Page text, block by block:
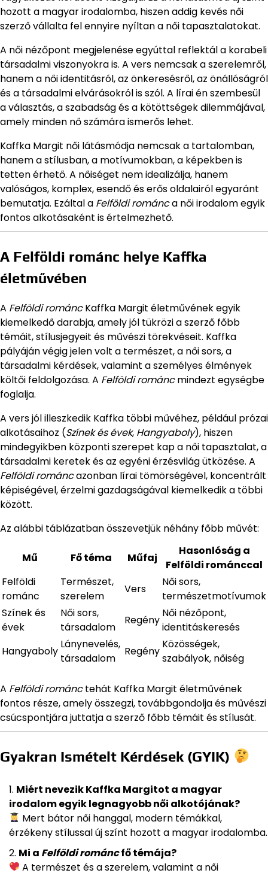
hozott a magyar irodalomba, hiszen addig kevés női
szerző vállalta fel ennyire nyíltan a női tapasztalatokat.
A női nézőpont megjelenése egyúttal reflektál a korabeli
társadalmi viszonyokra is. A vers nemcsak a szerelemről,
hanem a női identitásról, az önkeresésről, az önállóságról
és a társadalmi elvárásokról is szól. A lírai én szembesül
a választás, a szabadság és a kötöttségek dilemmájával,
amely minden nő számára ismerős lehet.
Kaffka Margit női látásmódja nemcsak a tartalomban,
hanem a stílusban, a motívumokban, a képekben is
tetten érhető. A nőiséget nem idealizálja, hanem
valóságos, komplex, esendő és erős oldalairól egyaránt
bemutatja. Ezáltal a Felföldi románca női irodalom egyik
fontos alkotásaként is értelmezhető.
A Felföldi románc helye Kaffka
életművében
A Felföldi románcKaffka Margit életművének egyik
kiemelkedő darabja, amely jól tükrözi a szerző főbb
témáit, stílusjegyeit és művészi törekvéseit. Kaffka
pályáján végig jelen volt a természet, a női sors, a
társadalmi kérdések, valamint a személyes élmények
költői feldolgozása. A Felföldi románcmindezt egységbe
foglalja.
A vers jól illeszkedik Kaffka többi művéhez, például prózai
alkotásaihoz (Színek és évek, Hangyaboly), hiszen
mindegyikben központi szerepet kap a női tapasztalat, a
társadalmi keretek és az egyéni érzésvilág ütközése. A
Felföldi románcazonban lírai tömörségével, koncentrált
képiségével, érzelmi gazdagságával kiemelkedik a többi
között.
Az alábbi táblázatban összevetjük néhány főbb művét:
Mű Fő téma Műfaj
Hasonlóság a
Felföldi románccal
Felföldi
románc
Természet,
szerelem
Vers
Női sors,
természetmotívumok
Színek és
évek
Női sors,
társadalom
Regény
Női nézőpont,
identitáskeresés
Hangyaboly
Lánynevelés,
társadalom
Regény
Közösségek,
szabályok, nőiség
A Felföldi románctehát Kaffka Margit életművének
fontos része, amely összegzi, továbbgondolja és művészi
csúcspontjára juttatja a szerző főbb témáit és stílusát.
Gyakran Ismételt Kérdések (GYIK)
Miért nevezik Kaffka Margitot a magyar
irodalom egyik legnagyobb női alkotójának?
Mert bátor női hanggal, modern témákkal,
érzékeny stílussal új színt hozott a magyar irodalomba.
Mi a Felföldi románcfő témája?
A természet és a szerelem, valamint a női